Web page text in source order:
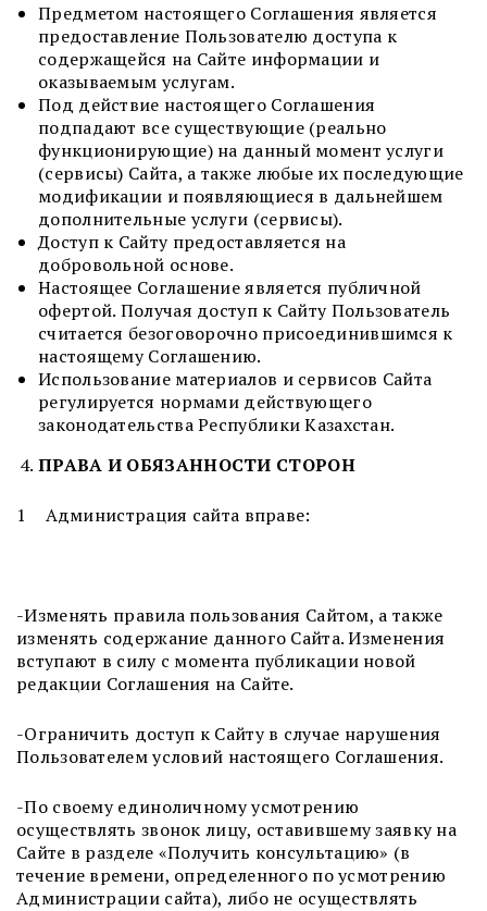
Предметом настоящего Соглашения является
предоставление Пользователю доступа к
содержащейся на Сайте информации и
оказываемым услугам.
Под действие настоящего Соглашения
подпадают все существующие (реально
функционирующие) на данный момент услуги
(сервисы) Сайта, а также любые их последующие
модификации и появляющиеся в дальнейшем
дополнительные услуги (сервисы).
Доступ к Сайту предоставляется на
добровольной основе.
Настоящее Соглашение является публичной
офертой. Получая доступ к Сайту Пользователь
считается безоговорочно присоединившимся к
настоящему Соглашению.
Использование материалов и сервисов Сайта
регулируется нормами действующего
законодательства Республики Казахстан.
ПРАВА И ОБЯЗАННОСТИ СТОРОН
1 Администрация сайта вправе:
-Изменять правила пользования Сайтом, а также
изменять содержание данного Сайта. Изменения
вступают в силу с момента публикации новой
редакции Соглашения на Сайте.
-Ограничить доступ к Сайту в случае нарушения
Пользователем условий настоящего Соглашения.
-По своему единоличному усмотрению
осуществлять звонок лицу, оставившему заявку на
Сайте в разделе «Получить консультацию» (в
течение времени, определенного по усмотрению
Администрации сайта), либо не осуществлять